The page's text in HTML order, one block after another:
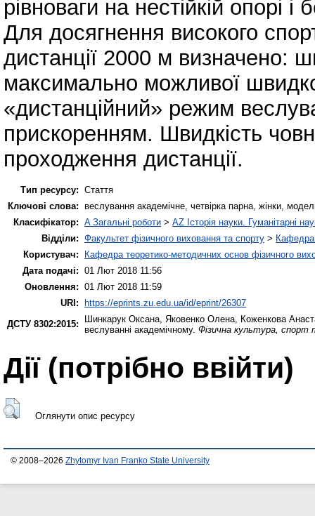
рівноваги на нестійкій опорі
Для досягнення високого
дистанції 2000 м визначено:
максимально можливої
«дистанційний» режим
прискоренням. Швидкість
проходження дистанції.
Тип ресурсу: Стаття
Ключові слова: веслування академічне, четвірка парна, жінки,
Класифікатор: A Загальні роботи > AZ Історія науки. Гуманітарні
Відділи: Факультет фізичного виховання та спорту > Кафедра
Користувач:
Кафедра теоретико-методичних основ фізичного
Дата подачі: 01 Лют 2018 11:56
Оновлення: 01 Лют 2018 11:59
URI: https://eprints.zu.edu.ua/id/eprint/26307
ДСТУ 8302:2015:
Шинкарук Оксана Яковенко Олена Коженкова
веслуванні академічному. Фізична культура, спорт
Дії ​​(потрібно ввійти)
Оглянути опис ресурсу
© 2008–2026 Zhytomyr Ivan Franko State University